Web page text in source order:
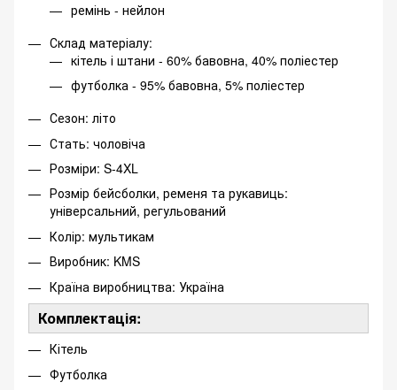
ремінь - нейлон
Склад матеріалу:
кітель і штани - 60% бавовна, 40% поліестер
футболка - 95% бавовна, 5% поліестер
Сезон: літо
Стать: чоловіча
Розміри: S-4XL
Розмір бейсболки, ременя та рукавиць:
універсальний, регульований
Колір: мультикам
Виробник: KMS
Країна виробництва: Україна
Комплектація:
Кітель
Футболка